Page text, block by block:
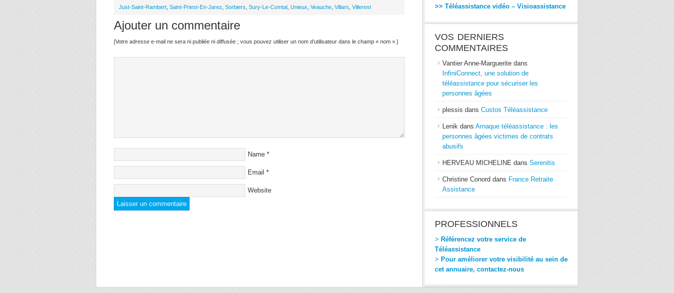
Just-Saint-Rambert Saint-Priest-En-Jarez Sorbiers Sury-Le-Comtal Unieux Veauche Villars Villerest
Ajouter un commentaire
[Votre adresse e-mail ne sera ni publiée ni diffusée ; vous pouvez utiliser un nom d’utilisateur dans le champ « nom ».]
Name *
Email *
Website
>> Téléassistance vidéo – Visioassistance
VOS DERNIERS
COMMENTAIRES
Vantier Anne-Marguerite dans
InfiniConnect, une solution de
téléassistance pour sécuriser les
personnes âgées
plessis dans Custos Téléassistance
Lenik dans Arnaque téléassistance : les
personnes âgées victimes de contrats
abusifs
HERVEAU MICHELINE dans Serenitis
Christine Conord dans France Retraite
Assistance
PROFESSIONNELS
> Référencez votre service de
Téléassistance
> Pour améliorer votre visibilité au sein de
cet annuaire, contactez-nous